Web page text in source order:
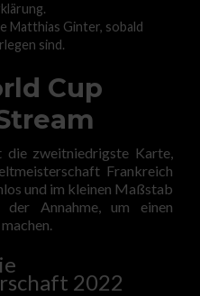
Matthias Ginter, sobald
sind.
Cup
die zweitniedrigste Karte,
Frankreich
und im kleinen Maßstab
Annahme, um einen
2022